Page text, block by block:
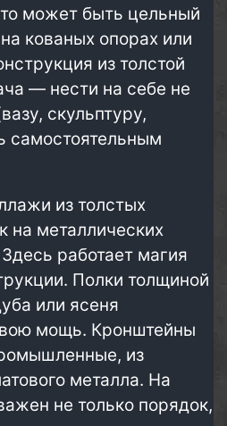
может быть цельный
кованых опорах или
из толстой
— нести на себе не
скульптуру,
самостоятельным
из толстых
на металлических
работает магия
Полки толщиной
или ясеня
мощь. Кронштейны
из
металла. На
не только порядок,